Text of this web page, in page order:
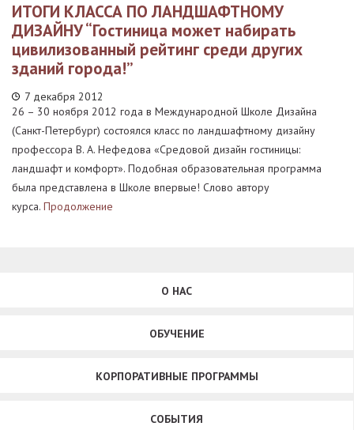
ИТОГИ КЛАССА ПО ЛАНДШАФТНОМУ
ДИЗАЙНУ “Гостиница может набирать
цивилизованный рейтинг среди других
зданий города!”
7 декабря 2012
26 – 30 ноября 2012 года в Международной Школе Дизайна
(Санкт-Петербург) состоялся класс по ландшафтному дизайну
профессора В. А. Нефедова «Средовой дизайн гостиницы:
ландшафт и комфорт». Подобная образовательная программа
была представлена в Школе впервые! Слово автору
курса. Продолжение
О НАС
ОБУЧЕНИЕ
КОРПОРАТИВНЫЕ ПРОГРАММЫ
СОБЫТИЯ